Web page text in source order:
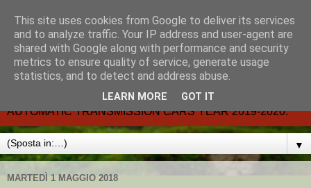
CARMATIC-®-All about
automatic cars.
Dal 2002- email.-marcvent@inwind.it.- NEW BOOK-
AUTOMATIC TRANSMISSION CARS YEAR 2019-2020.
▼
MARTEDÌ 1 MAGGIO 2018
This site uses cookies from Google to deliver its services
and to analyze traffic. Your IP address and user-agent are
shared with Google along with performance and security
metrics to ensure quality of service, generate usage
statistics, and to detect and address abuse.
LEARN MORE GOT IT